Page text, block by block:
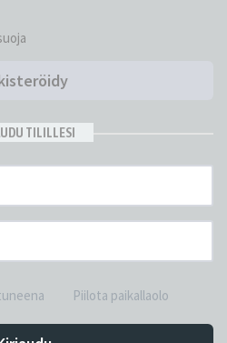
TILILLESI
Piilota paikallaolo